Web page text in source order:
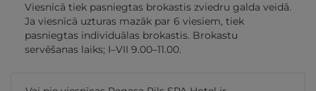
Viesnīcā tiek pasniegtas brokastis zviedru galda veidā.
Ja viesnīcā uzturas mazāk par 6 viesiem, tiek
pasniegtas individuālas brokastis. Brokastu
servēšanas laiks; I–VII 9.00–11.00.